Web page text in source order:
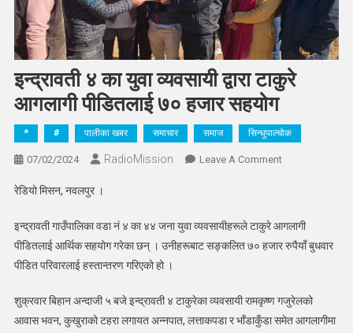
इन्द्रावती ४ का युवा व्यवसायी द्वारा टाकुरे
आगलागी पीडितलाई ७० हजार सहयोग
* # पालीका खबर समाचार समाज सिन्धुपाल्चोक
07/02/2024 RadioMission Leave A CommentOn
युवा
व्यवसायी
आगलागी
पीडितलाई
रेडियो मिसन, नवलपुर ।
इन्द्रावती गाउँपालिका वडा नं ४ का ४४ जना युवा व्यवसायीहरूले टाकुरे आगलागी
पीडितलाई आर्थिक सहयोग गरेका छन् । उनीहरूबाट सङ्कलित ७० हजार रुपैयाँ बुधवार
पीडित परिवारलाई हस्तान्तरण गरिएको हो ।
शुक्रवार बिहान अन्दाजी ५ बजे इन्द्रावती ४ टाकुरेका व्यवसायी रामकृष्ण गजुरेलको
आवास भवन, कुखुराको टहरा लगायत अन्नपात, लत्ताकपडा र भाँडाकुँडा समेत आगलागीमा